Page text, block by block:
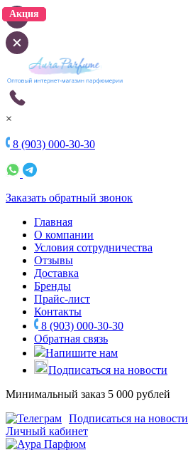
×
8 (903) 000-30-30
Заказать обратный звонок
Главная
О компании
Условия сотрудничества
Отзывы
Доставка
Бренды
Прайс-лист
Контакты
8 (903) 000-30-30
Обратная связь
Напишите нам
Подписаться на новости
Минимальный заказ 5 000 рублей
Подписаться на новости
Личный кабинет
Акция
Акция